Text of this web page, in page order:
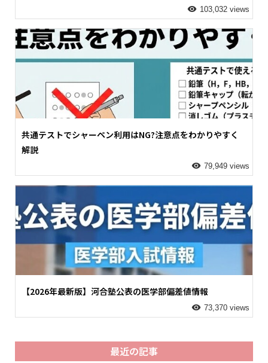
103,032 views
共通テストでシャーペン利用はNG?注意点をわかりやすく
解説
79,949 views
【2026年最新版】河合塾公表の医学部偏差値情報
73,370 views
最近の記事